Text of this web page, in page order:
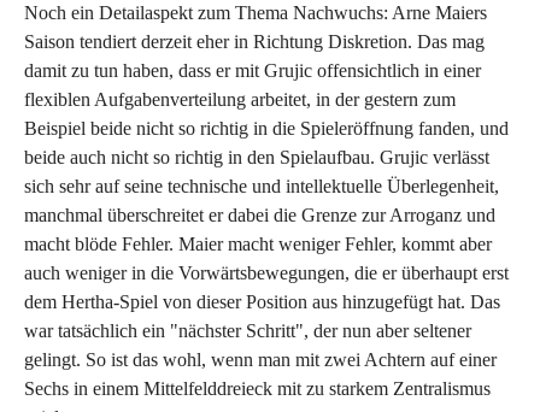
Noch ein Detailaspekt zum Thema Nachwuchs: Arne Maiers
Saison tendiert derzeit eher in Richtung Diskretion. Das mag
damit zu tun haben, dass er mit Grujic offensichtlich in einer
flexiblen Aufgabenverteilung arbeitet, in der gestern zum
Beispiel beide nicht so richtig in die Spieleröffnung fanden, und
beide auch nicht so richtig in den Spielaufbau. Grujic verlässt
sich sehr auf seine technische und intellektuelle Überlegenheit,
manchmal überschreitet er dabei die Grenze zur Arroganz und
macht blöde Fehler. Maier macht weniger Fehler, kommt aber
auch weniger in die Vorwärtsbewegungen, die er überhaupt erst
dem Hertha-Spiel von dieser Position aus hinzugefügt hat. Das
war tatsächlich ein "nächster Schritt", der nun aber seltener
gelingt. So ist das wohl, wenn man mit zwei Achtern auf einer
Sechs in einem Mittelfelddreieck mit zu starkem Zentralismus